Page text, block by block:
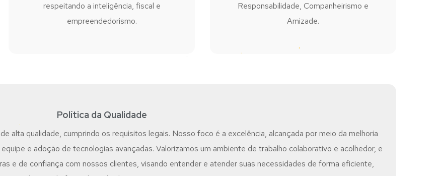
respeitando a inteligência, fiscal e
empreendedorismo.
Responsabilidade, Companheirismo e
Amizade.
Política da Qualidade
alta qualidade, cumprindo os requisitos legais. Nosso foco é a excelência, alcançada por meio da melhoria
e adoção de tecnologias avançadas. Valorizamos um ambiente de trabalho colaborativo e acolhedor, e
e de confiança com nossos clientes, visando entender e atender suas necessidades de forma eficiente,